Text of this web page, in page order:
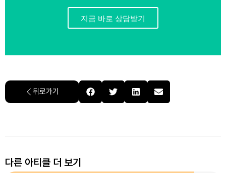
지금 바로 상담받기
뒤로가기
다른 아티클 더 보기